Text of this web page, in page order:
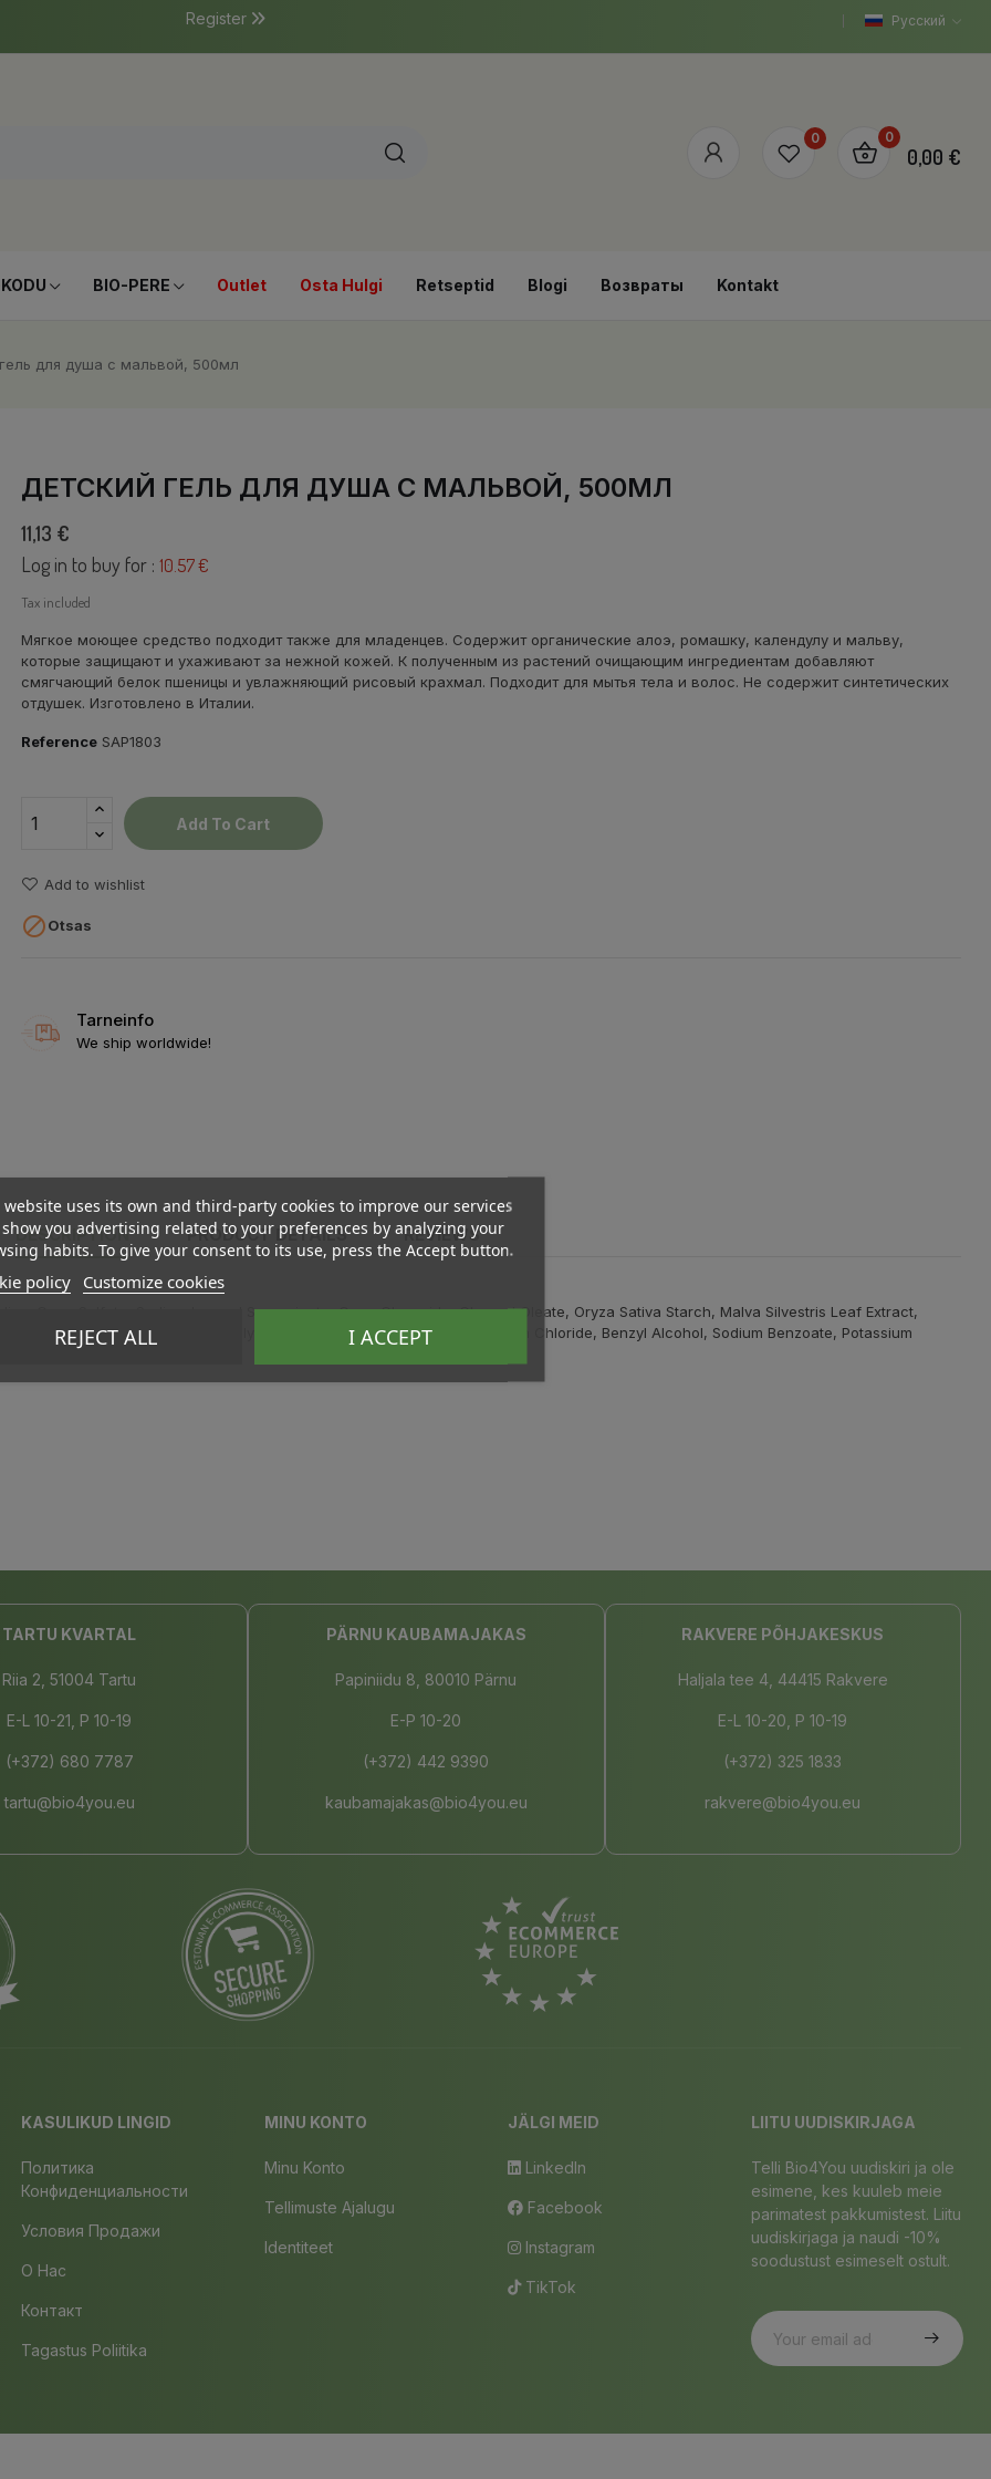
Русский
Register
0 0
0,00 €
BIO-PERE Outlet Osta Hulgi Retseptid Blogi Возвраты Kontakt
для душа с мальвой, 500мл
ДЕТСКИЙ ГЕЛЬ ДЛЯ ДУША С МАЛЬВОЙ, 500МЛ
11,13 €
Log in to buy for : 10.57 €
Tax included
Мягкое моющее средство подходит также для младенцев. Содержит органические алоэ, ромашку, календулу и мальву,
которые защищают и ухаживают за нежной кожей. К полученным из растений очищающим ингредиентам добавляют
смягчающий белок пшеницы и увлажняющий рисовый крахмал. Подходит для мытья тела и волос. Не содержит синтетических
отдушек. Изготовлено в Италии.
Reference SAP1803
Add To Cart
Add to wishlist
Otsas
Tarneinfo
We ship worldwide!
DESCRIPTION PRODUCT DETAILS REVIEWS
Coco Sulfate, Sodium Lauroyl Sarcosinate, Coco Glucoside, Glyceryl Oleate, Oryza Sativa Starch, Malva Silvestris Leaf Extract,
Hydrolyzed Wheat Protein, Glycerin, Lactic Acid, Xantan Gum, Sodium Chloride, Benzyl Alcohol, Sodium Benzoate, Potassium
Parfum**
TARTU KVARTAL
Riia 2, 51004 Tartu
E-L 10-21, P 10-19
(+372) 680 7787
tartu@bio4you.eu
PÄRNU KAUBAMAJAKAS
Papiniidu 8, 80010 Pärnu
E-P 10-20
(+372) 442 9390
kaubamajakas@bio4you.eu
RAKVERE PÕHJAKESKUS
Haljala tee 4, 44415 Rakvere
E-L 10-20, P 10-19
(+372) 325 1833
rakvere@bio4you.eu
KASULIKUD LINGID
Политика
Конфиденциальности
Условия Продажи
О Нас
Контакт
Tagastus Poliitika
MINU KONTO
Minu Konto
Tellimuste Ajalugu
Identiteet
JÄLGI MEID
LinkedIn
Facebook
Instagram
TikTok
LIITU UUDISKIRJAGA
Telli Bio4You uudiskiri ja ole
esimene, kes kuuleb meie
parimatest pakkumistest. Liitu
uudiskirjaga ja naudi -10%
soodustust esimeselt ostult.
website uses its own and third-party cookies to improve our services
you advertising related to your preferences by analyzing your
habits. To give your consent to its use, press the Accept button.
policy Customize cookies
REJECT ALL I ACCEPT